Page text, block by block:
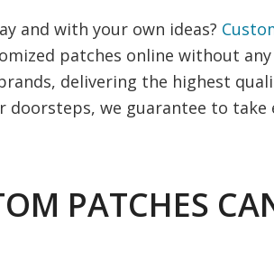
and with your own ideas?
patches online without any
delivering the highest
we guarantee to take
PATCHES